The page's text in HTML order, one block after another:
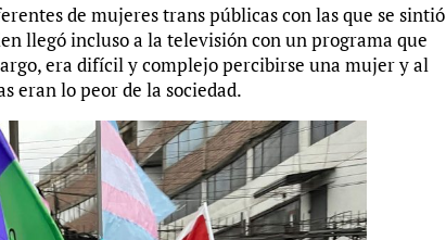
de mujeres trans públicas con las que se sintió
llegó incluso a la televisión con un programa que
era difícil y complejo percibirse una mujer y al
eran lo peor de la sociedad.